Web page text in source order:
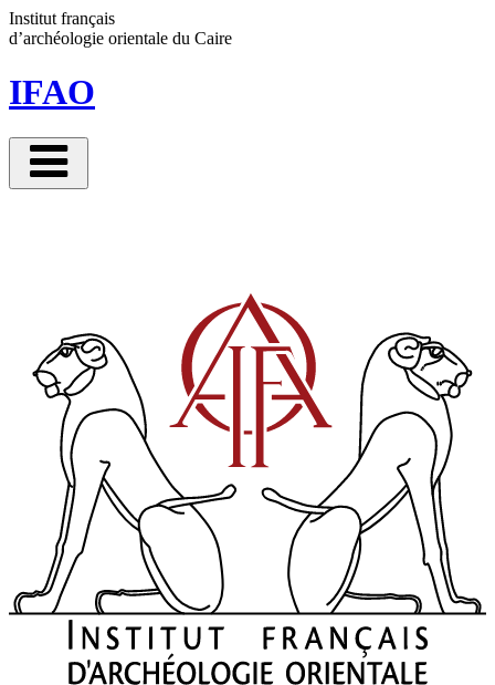
Institut français
d’archéologie orientale du Caire
IFAO
Panneau de gestion des cookies